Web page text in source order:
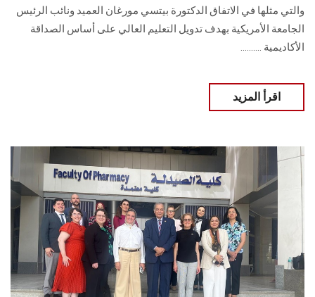
والتي مثلها في الاتفاق الدكتورة بيتسي ‏مورغان العميد ونائب الرئيس
الجامعة الأمريكية بهدف تدويل التعليم العالي على أساس الصداقة
‏الأكاديمية‎ ..........
اقرأ المزيد